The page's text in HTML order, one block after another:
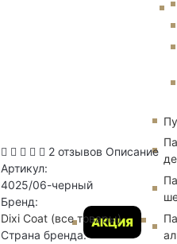
АКЦИЯ
2 отзывов Описание
Артикул:
4025/06-черный
Бренд:
Dixi Coat (все товары)
Страна бренда: